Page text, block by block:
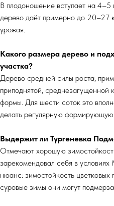
В плодоношение вступает на 4–5
дерево даёт примерно до 20–27
урожая.
Какого размера дерево и
участка?
Дерево средней силы роста,
приподнятой, среднезагущенной
формы. Для шести соток это
делать регулярную формирующую
Выдержит ли Тургеневка
Отмечают хорошую
зарекомендовал себя в
нюанс: зимостойкость
суровые зимы они могут